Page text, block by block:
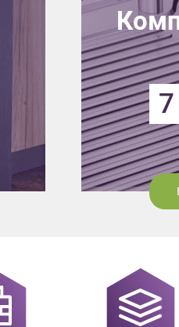
7
дизайнер
Нажимая на кнопку “Отправить”,